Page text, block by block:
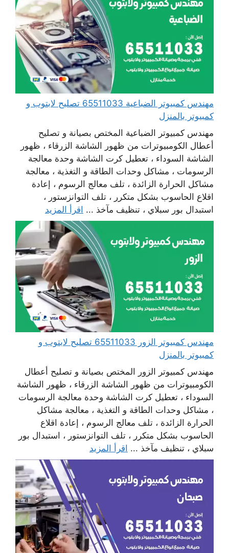
مهندس كمبيوتر الضباعية 65511033 تصليح لابتوب و
كمبيوتر بالمنزل
مهندس كمبيوتر الضباعية المختص بصيانة و تصليح
أعطال الكومبيوترات من ظهور الشاشة الزرقاء ، ظهور
الشاشة السوداء ، تعطيل كرت الشاشة وحدة معالجة
الرسومات ، مشاكل وحدات الطاقة و التغذية ، معالجة
مشاكل الحرارة الزائدة ، تلف معالج الرسوم ، إعادة
اقلاع الحاسوب بشكل متكرر ، تلف التوانزستور ،
استبدال بور سبلاي ، تنظيف مآخذ ... اقرأ المزيد
مهندس كمبيوتر الزور 65511033 تصليح لابتوب و
كمبيوتر بالمنزل
مهندس كمبيوتر الزور المختص بصيانة و تصليح أعطال
الكومبيوترات من ظهور الشاشة الزرقاء ، ظهور الشاشة
السوداء ، تعطيل كرت الشاشة وحدة معالجة الرسومات
، مشاكل وحدات الطاقة و التغذية ، معالجة مشاكل
الحرارة الزائدة ، تلف معالج الرسوم ، إعادة اقلاع
الحاسوب بشكل متكرر ، تلف التوانزستور ، استبدال بور
سبلاي ، تنظيف مآخذ ... اقرأ المزيد